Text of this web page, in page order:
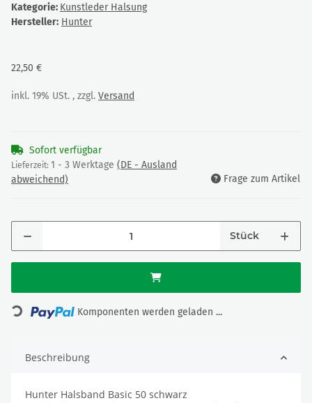
Kategorie: Kunstleder Halsung
Hersteller: Hunter
22,50 €
inkl. 19% USt. , zzgl. Versand
Sofort verfügbar
Lieferzeit: 1 - 3 Werktage (DE - Ausland
abweichend)
Frage zum Artikel
Stück
Loading... Komponenten werden geladen ...
Beschreibung
Hunter Halsband Basic 50 schwarz